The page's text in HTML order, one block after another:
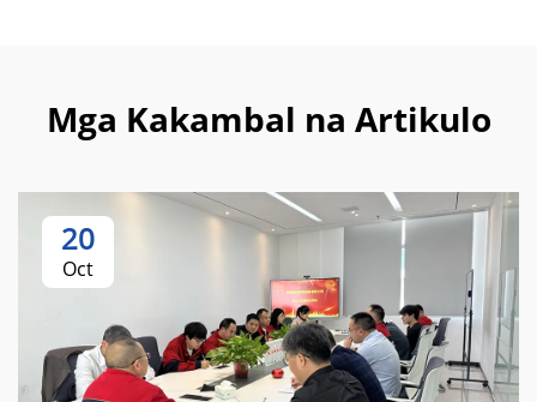
Mga Kakambal na Artikulo
20
Oct